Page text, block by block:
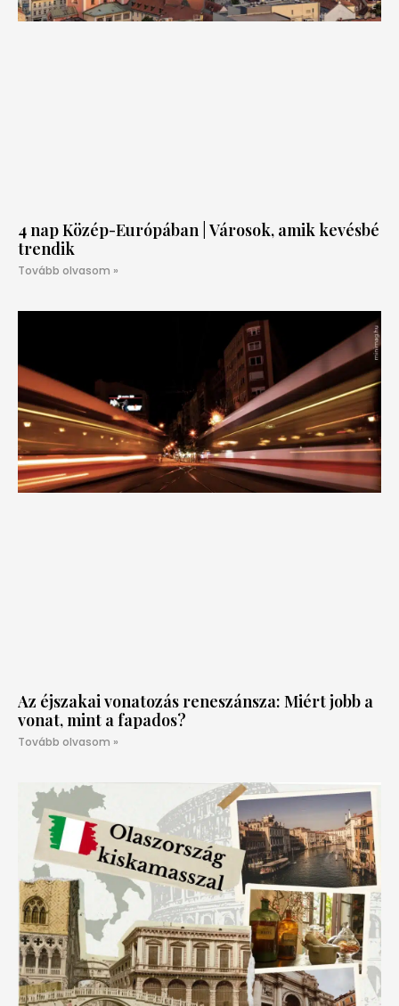
4 nap Közép-Európában | Városok, amik kevésbé
trendik
Tovább olvasom »
Az éjszakai vonatozás reneszánsza: Miért jobb a
vonat, mint a fapados?
Tovább olvasom »